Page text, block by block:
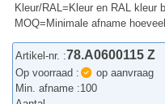
Kleur/RAL=Kleur en RAL kleur
MOQ=Minimale afname
Artikel-nr. :78.A0600115 Z
Op voorraad :
op aanvraag
Min. afname :100